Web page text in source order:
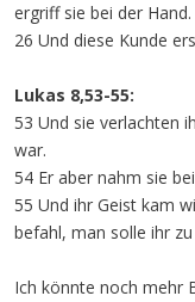
ergriff sie bei der
26 Und diese Kunde
Lukas 8,53-55:
53 Und sie verlachten
war.
54 Er aber nahm sie
55 Und ihr Geist kam
befahl, man solle ihr
Ich könnte noch mehr